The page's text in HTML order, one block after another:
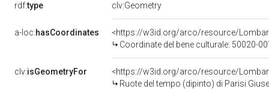
rdf:type clv:Geometry
a-loc:hasCoordinates
<https://w3id.org/arco/resource/
Coordinate del bene culturale: 50020-
clv:isGeometryFor
<https://w3id.org/arco/resource/
Ruote del tempo (dipinto) di Parisi